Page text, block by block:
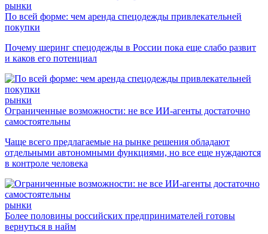
рынки
По всей форме: чем аренда спецодежды привлекательней
покупки
Почему шеринг спецодежды в России пока еще слабо развит
и каков его потенциал
рынки
Ограниченные возможности: не все ИИ-агенты достаточно
самостоятельны
Чаще всего предлагаемые на рынке решения обладают
отдельными автономными функциями, но все еще нуждаются
в контроле человека
рынки
Более половины российских предпринимателей готовы
вернуться в найм